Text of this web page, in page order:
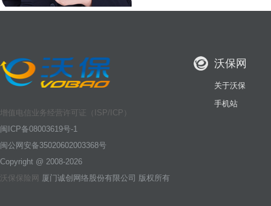
增值电信业务经营许可证（ISP/ICP）
闽ICP备08003619号-1
闽公网安备35020602003368号
Copyright @ 2008-2026
沃保保险网 厦门诚创网络股份有限公司 版权所有
沃保网
关于沃保
手机站